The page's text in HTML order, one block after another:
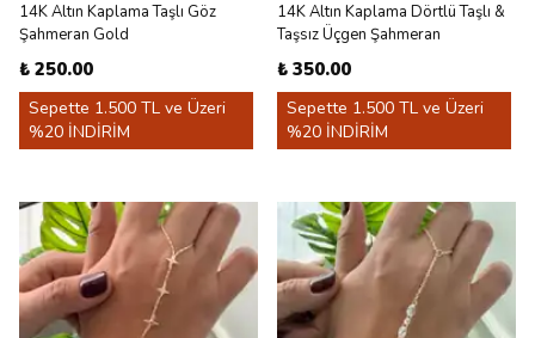
14K Altın Kaplama Taşlı Göz
Şahmeran Gold
₺ 250.00
Sepette 1.500 TL ve Üzeri
%20 İNDİRİM
14K Altın Kaplama Dörtlü Taşlı &
Taşsız Üçgen Şahmeran
₺ 350.00
Sepette 1.500 TL ve Üzeri
%20 İNDİRİM